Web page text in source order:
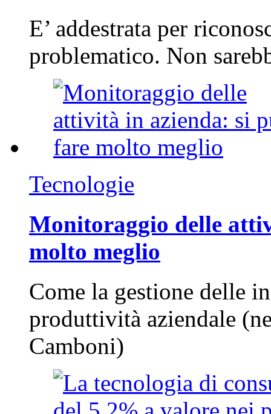
E’ addestrata per
problematico. Non
Tecnologie
Monitoraggio delle
molto meglio
Come la gestione delle
produttività aziendale
Camboni)